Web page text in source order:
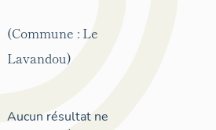
(Commune : Le
Lavandou)
Aucun résultat ne